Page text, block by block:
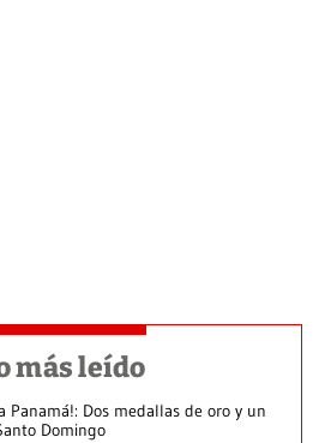
más leído
Panamá!: Dos medallas de oro y un
Domingo